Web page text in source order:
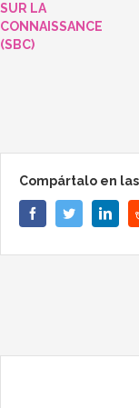
SUR LA
CONNAISSANCE
(SBC)
Compártalo en
FacebookTwitter